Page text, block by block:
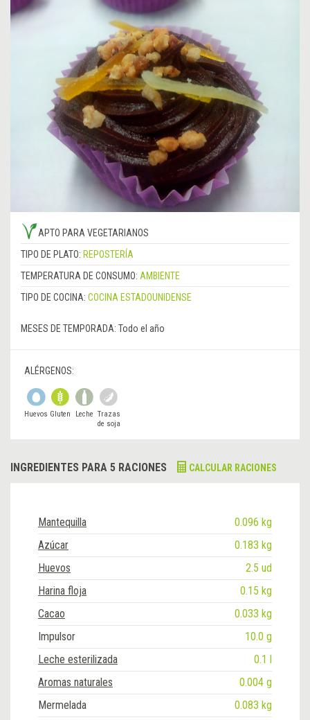
APTO PARA VEGETARIANOS
TIPO DE PLATO: REPOSTERÍA
TEMPERATURA DE CONSUMO: AMBIENTE
TIPO DE COCINA: COCINA ESTADOUNIDENSE
MESES DE TEMPORADA: Todo el año
ALÉRGENOS:
Huevos Gluten Leche Trazas
de soja
INGREDIENTES PARA 5 RACIONES CALCULAR RACIONES
Mantequilla
0.096 kg
Azúcar
0.183 kg
Huevos
2.5 ud
Harina floja
0.15 kg
Cacao
0.033 kg
Impulsor
10.0 g
Leche esterilizada
0.1 l
Aromas naturales
0.004 g
Mermelada
0.083 kg